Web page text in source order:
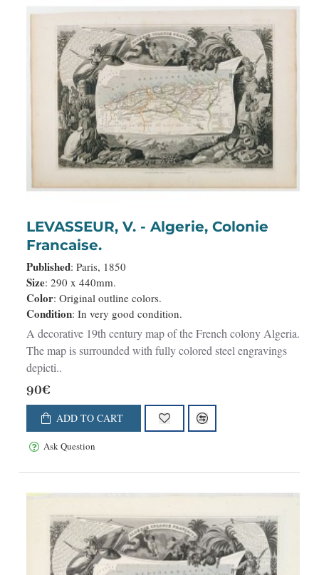
LEVASSEUR, V. - Algerie, Colonie
Francaise.
Published: Paris, 1850
Size: 290 x 440mm.
Color: Original outline colors.
Condition: In very good condition.
A decorative 19th century map of the French colony Algeria.
The map is surrounded with fully colored steel engravings
depicti..
90€
ADD TO CART
Ask Question